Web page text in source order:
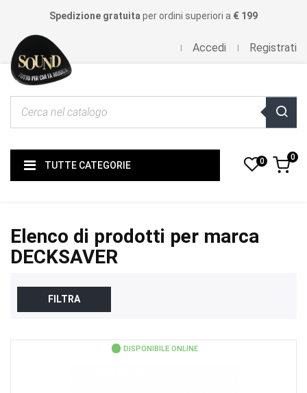
Spedizione gratuita per ordini superiori a € 199
Accedi Registrati
TUTTE CATEGORIE 0 0
Elenco di prodotti per marca
DECKSAVER
FILTRA
DISPONIBILE ONLINE